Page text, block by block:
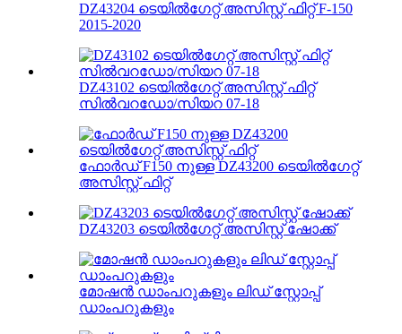
DZ43204 ടെയിൽഗേറ്റ് അസിസ്റ്റ് ഫിറ്റ് F-150
2015-2020
DZ43102 ടെയിൽഗേറ്റ് അസിസ്റ്റ് ഫിറ്റ്
സിൽവറഡോ/സിയറ 07-18
ഫോർഡ് F150 നുള്ള DZ43200 ടെയിൽഗേറ്റ്
അസിസ്റ്റ് ഫിറ്റ്
DZ43203 ടെയിൽഗേറ്റ് അസിസ്റ്റ് ഷോക്ക്
മോഷൻ ഡാംപറുകളും ലിഡ് സ്റ്റോപ്പ്
ഡാംപറുകളും